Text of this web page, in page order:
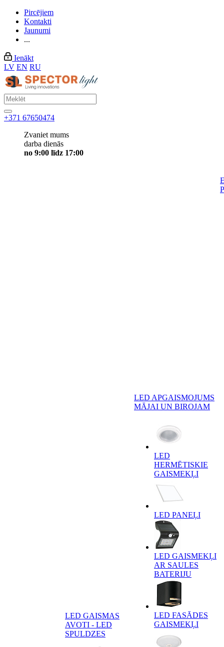
Pircējiem
Kontakti
Jaunumi
...
Ienākt
LV EN RU
+371 67650474
Zvaniet mums
darba dienās
no 9:00 līdz 17:00
LED GAISMAS
AVOTI - LED
SPULDZES
LED APGAISMOJUMS
MĀJAI UN BIROJAM
LED
HERMĒTISKIE
GAISMEKĻI
LED PANEĻI
LED GAISMEKĻI
AR SAULES
BATERIJU
LED FASĀDES
GAISMEKĻI